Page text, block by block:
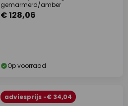
gemarmerd/amber
€ 128,06
Op voorraad
adviesprijs -€ 34,04